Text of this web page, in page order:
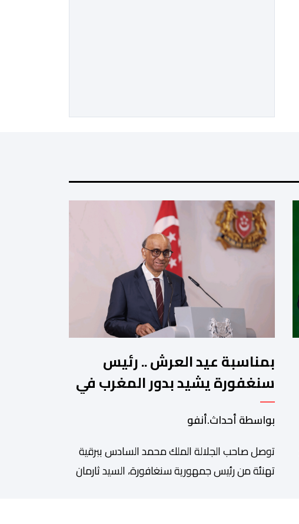
بمناسبة عيد العرش .. رئيس
سنغفورة يشيد بدور المغرب في
تشجيع الحوار بين الأديان
بواسطة أحداث.أنفو
توصل صاحب الجلالة الملك محمد السادس ببرقية
تهنئة من رئيس جمهورية سنغافورة، السيد ثارمان